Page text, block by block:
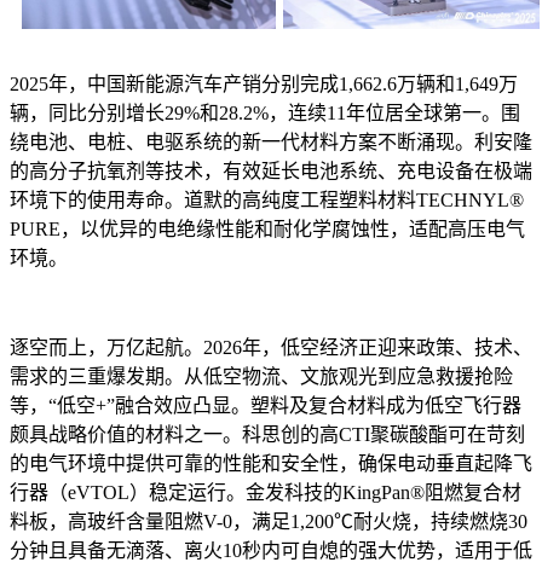
2025年，中国新能源汽车产销分别完成1,662.6万辆和1,649万
辆，同比分别增长29%和28.2%，连续11年位居全球第一。围
绕电池、电桩、电驱系统的新一代材料方案不断涌现。利安隆
的高分子抗氧剂等技术，有效延长电池系统、充电设备在极端
环境下的使用寿命。道默的高纯度工程塑料材料TECHNYL®
PURE，以优异的电绝缘性能和耐化学腐蚀性，适配高压电气
环境。
逐空而上，万亿起航。2026年，低空经济正迎来政策、技术、
需求的三重爆发期。从低空物流、文旅观光到应急救援抢险
等，“低空+”融合效应凸显。塑料及复合材料成为低空飞行器
颇具战略价值的材料之一。科思创的高CTI聚碳酸酯可在苛刻
的电气环境中提供可靠的性能和安全性，确保电动垂直起降飞
行器（eVTOL）稳定运行。金发科技的KingPan®阻燃复合材
料板，高玻纤含量阻燃V-0，满足1,200℃耐火烧，持续燃烧30
分钟且具备无滴落、离火10秒内可自熄的强大优势，适用于低